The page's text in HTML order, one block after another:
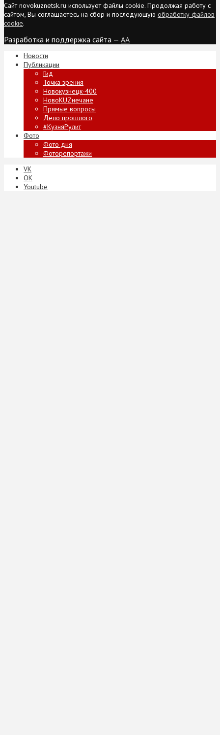
Сайт novokuznetsk.ru использует файлы cookie. Продолжая работу с
сайтом, Вы соглашаетесь на сбор и последующую обработку файлов
cookie.
Разработка и поддержка сайта — AA
Новости
Публикации
Гид
Точка зрения
Новокузнецк-400
НовоKUZнечане
Прямые вопросы
Дело прошлого
#КузняРулит
Фото
Фото дня
Фоторепортажи
VK
ОК
Youtube